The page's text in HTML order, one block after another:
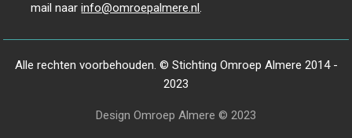
mail naarinfo@omroepalmere.nl.
Alle rechten voorbehouden. © Stichting Omroep Almere 2014 -
2023
Design Omroep Almere © 2023